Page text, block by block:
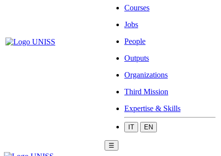
Courses
Jobs
People
Outputs
Organizations
Third Mission
Expertise & Skills
IT EN
☰